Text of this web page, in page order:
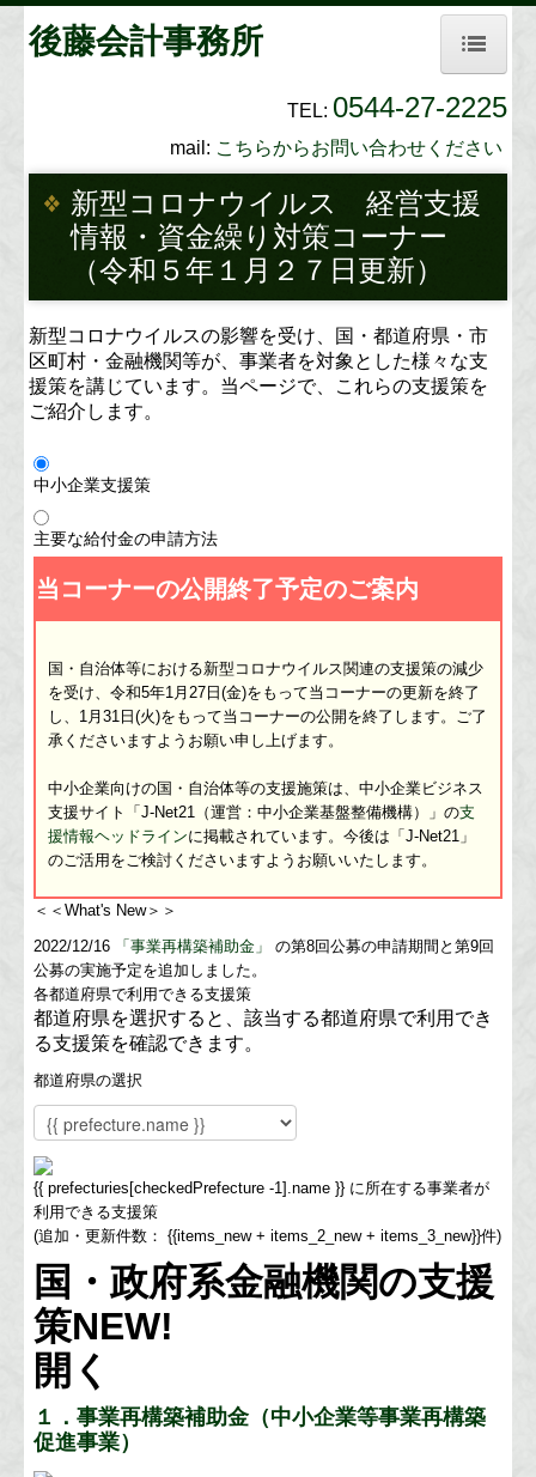
新着情報
お勧めリンク
事務所案内
社長メニューASP版
TKCシステムQ&A
関与先向け融資商品ご紹介
お問合せ
後藤会計事務所
TEL: 0544-27-2225
mail: こちらからお問い合わせください
新型コロナウイルス 経営支援
情報・資金繰り対策コーナー
（令和５年１月２７日更新）
新型コロナウイルスの影響を受け、国・都道府県・市
区町村・金融機関等が、事業者を対象とした様々な支
援策を講じています。当ページで、これらの支援策を
ご紹介します。
中小企業支援策
主要な給付金の申請方法
当コーナーの公開終了予定のご案内
国・自治体等における新型コロナウイルス関連の支援策の減少
を受け、令和5年1月27日(金)をもって当コーナーの更新を終了
し、1月31日(火)をもって当コーナーの公開を終了します。ご了
承くださいますようお願い申し上げます。
中小企業向けの国・自治体等の支援施策は、中小企業ビジネス
支援サイト「J-Net21（運営：中小企業基盤整備機構）」の支
援情報ヘッドラインに掲載されています。今後は「J-Net21」
のご活用をご検討くださいますようお願いいたします。
＜＜What's New＞＞
2022/12/16
「事業再構築補助金」の第8回公募の申請期間と第9回
公募の実施予定を追加しました。
各都道府県で利用できる支援策
都道府県を選択すると、該当する都道府県で利用でき
る支援策を確認できます。
都道府県の選択
{{ prefecturies[checkedPrefecture -1].name }} に所在する事業者が
利用できる支援策
(追加・更新件数：{{items_new + items_2_new + items_3_new}}件)
国・政府系金融機関の支援
策NEW!
開く
１．事業再構築補助金（中小企業等事業再構築
促進事業）